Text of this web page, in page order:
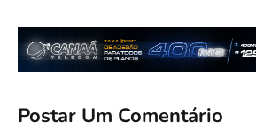
Postar Um Comentário